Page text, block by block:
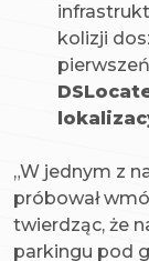
kolizji
„W jednym z
próbował
twierdząc, że
parkingu pod